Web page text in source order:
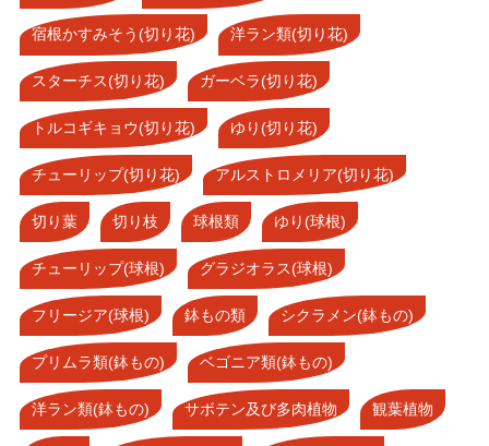
宿根かすみそう(切り花) 洋ラン類(切り花)
スターチス(切り花) ガーベラ(切り花)
トルコギキョウ(切り花) ゆり(切り花)
チューリップ(切り花) アルストロメリア(切り花)
切り葉 切り枝 球根類 ゆり(球根)
チューリップ(球根) グラジオラス(球根)
フリージア(球根) 鉢もの類 シクラメン(鉢もの)
プリムラ類(鉢もの) ベゴニア類(鉢もの)
洋ラン類(鉢もの) サボテン及び多肉植物 観葉植物